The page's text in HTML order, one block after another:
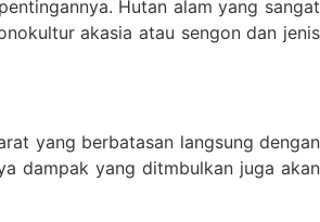
Hutan alam yang sangat
akasia atau sengon dan jenis
yang berbatasan langsung dengan
dampak yang ditmbulkan juga akan